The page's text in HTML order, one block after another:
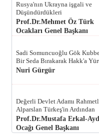
Rusya'nın Ukrayna işgali ve
Düşündürdükleri
Prof.Dr.Mehmet Öz Türk
Ocakları Genel Başkanı
Sadi Somuncuoğlu Gök
Bir Seda Bırakarak Hakk'a
Nuri Gürgür
Değerli Devlet Adamı
Alparslan Türkeş'in Ardından
Prof.Dr.Mustafa Erkal-
Ocağı Genel Başkanı